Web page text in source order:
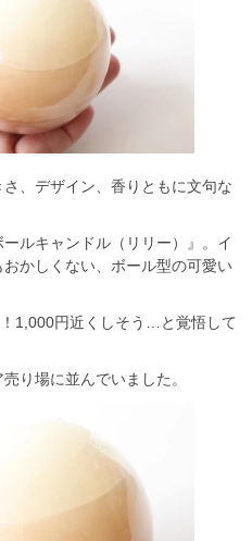
、デザイン、香りともに文句な
ルキャンドル（リリー）』。イ
かしくない、ボール型の可愛い
1,000円近くしそう…と覚悟して
り場に並んでいました。